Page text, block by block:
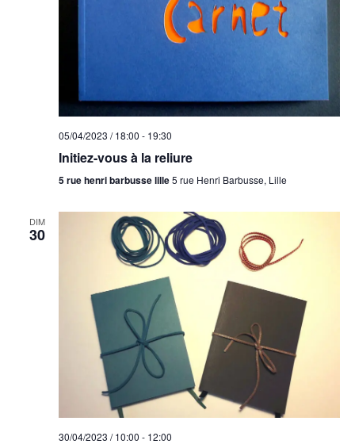
05/04/2023 / 18:00 - 19:30
Initiez-vous à la reliure
5 rue henri barbusse lille5 rue Henri Barbusse, Lille
DIM
30
30/04/2023 / 10:00 - 12:00